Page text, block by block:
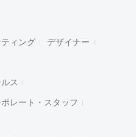
ィング デザイナー
ス
ポレート・スタッフ